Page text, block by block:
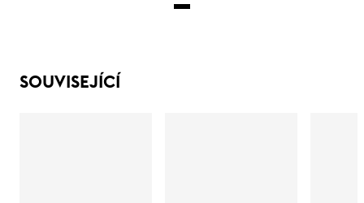
SOUVISEJÍCÍ